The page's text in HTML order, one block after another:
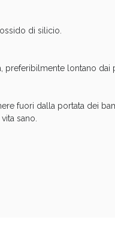
di silicio.
preferibilmente lontano dai
fuori dalla portata dei
sano.
e Fanghi: